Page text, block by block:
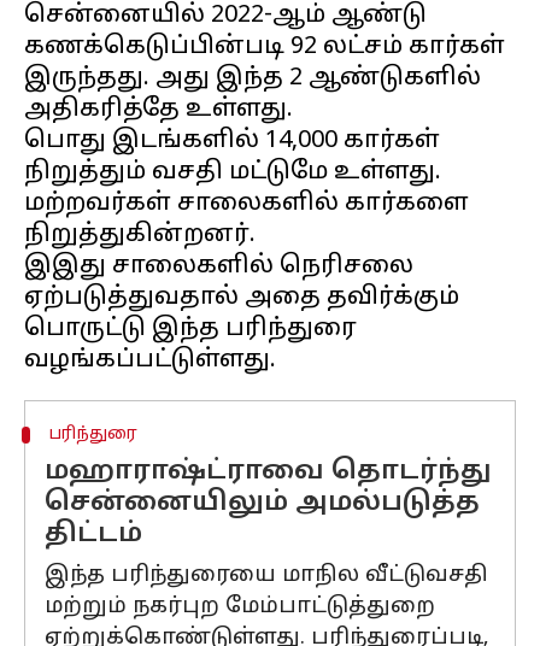
சென்னையில் 2022-ஆம் ஆண்டு
கணக்கெடுப்பின்படி 92 லட்சம் கார்கள்
இருந்தது. அது இந்த 2 ஆண்டுகளில்
அதிகரித்தே உள்ளது.
பொது இடங்களில் 14,000 கார்கள்
நிறுத்தும் வசதி மட்டுமே உள்ளது.
மற்றவர்கள் சாலைகளில் கார்களை
நிறுத்துகின்றனர்.
இஇது சாலைகளில் நெரிசலை
ஏற்படுத்துவதால் அதை தவிர்க்கும்
பொருட்டு இந்த பரிந்துரை
பரிந்துரை
மஹாராஷ்ட்ராவை தொடர்ந்து
சென்னையிலும் அமல்படுத்த
திட்டம்
இந்த பரிந்துரையை மாநில வீட்டுவசதி
மற்றும் நகர்புற மேம்பாட்டுத்துறை
ஏற்றுக்கொண்டுள்ளது. பரிந்துரைப்படி,